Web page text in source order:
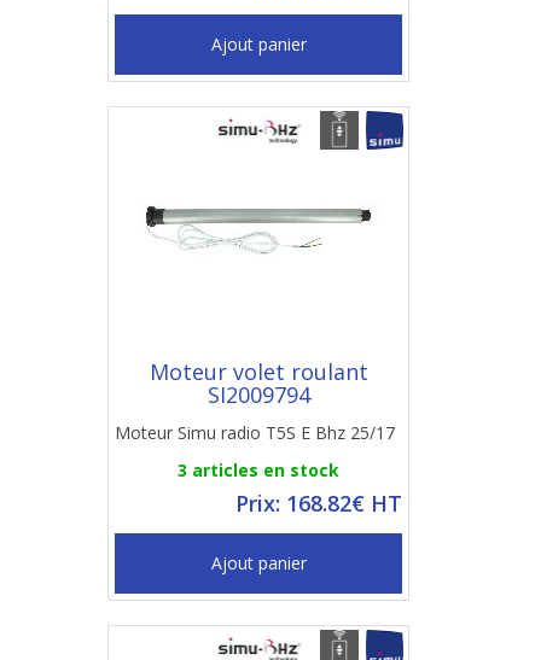
Ajout panier
Moteur volet roulant
SI2009794
Moteur Simu radio T5S E Bhz 25/17
3 articles en stock
Prix: 168.82€ HT
Ajout panier